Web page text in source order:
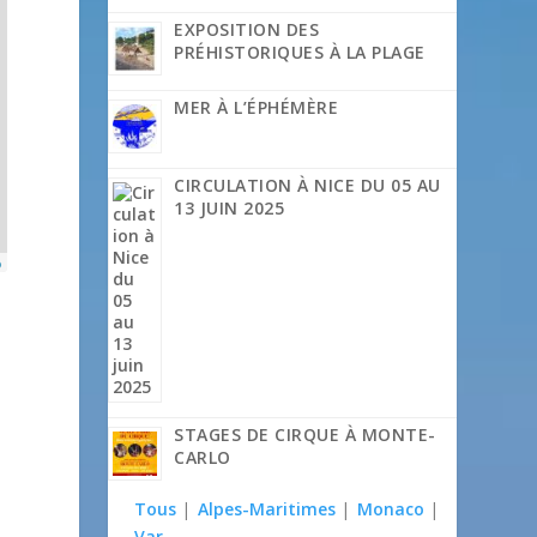
EXPOSITION DES
PRÉHISTORIQUES À LA PLAGE
MER À L’ÉPHÉMÈRE
CIRCULATION À NICE DU 05 AU
13 JUIN 2025
STAGES DE CIRQUE À MONTE-
CARLO
Tous | Alpes-Maritimes | Monaco |